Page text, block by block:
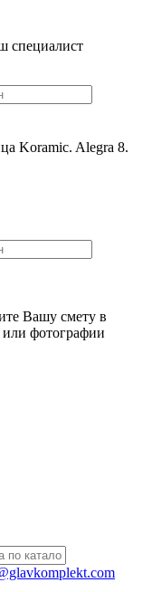
специалист
Koramic. Alegra 8.
Вашу смету в
или фотографии